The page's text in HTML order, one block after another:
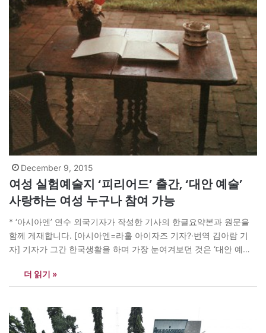
December 9, 2015
여성 실험예술지 ‘피리어드’ 출간, ‘대안 예술’
사랑하는 여성 누구나 참여 가능
* ‘아시아엔’ 연수 외국기자가 작성한 기사의 한글요약본과 원문을
함께 게재합니다. [아시아엔=라훌 아이자즈 기자?·번역 김아람 기
자] 기자가 그간 한국생활을 하며 가장 눈여겨보던 것은 ‘대안 예
로 똘똘 뭉쳐 새로운 예술을 창조해내기 때문이다. 최근 한국에서도
대안 예술에 대한 움직임이 일고 있다. 특히 많은 외국인 예술가가…
더 읽기 »